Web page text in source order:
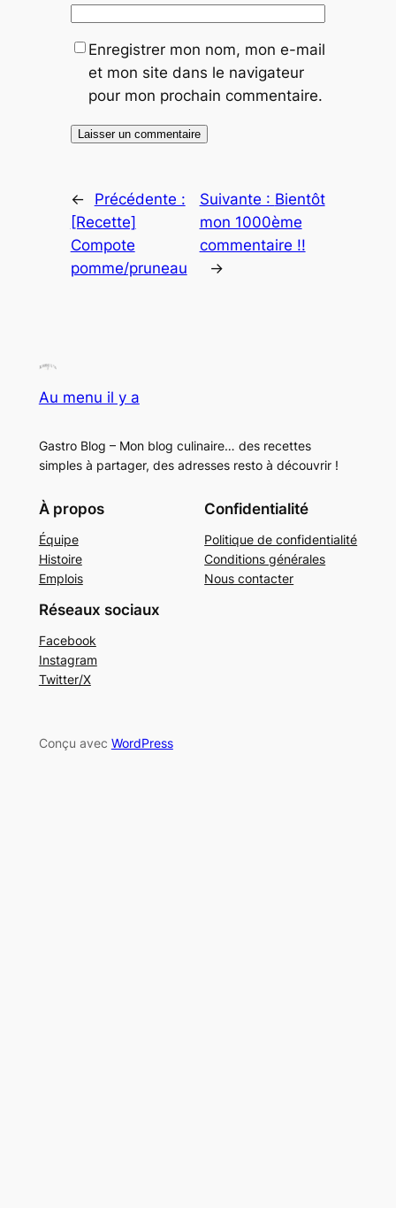
Enregistrer mon nom, mon e-mail
et mon site dans le navigateur
pour mon prochain commentaire.
←
Précédente :
[Recette]
Compote
pomme/pruneau
Suivante : Bientôt
mon 1000ème
commentaire !!
→
Au menu il y a
Gastro Blog – Mon blog culinaire… des recettes
simples à partager, des adresses resto à découvrir !
À propos
Équipe
Histoire
Emplois
Confidentialité
Politique de confidentialité
Conditions générales
Nous contacter
Réseaux sociaux
Facebook
Instagram
Twitter/X
Conçu avec WordPress